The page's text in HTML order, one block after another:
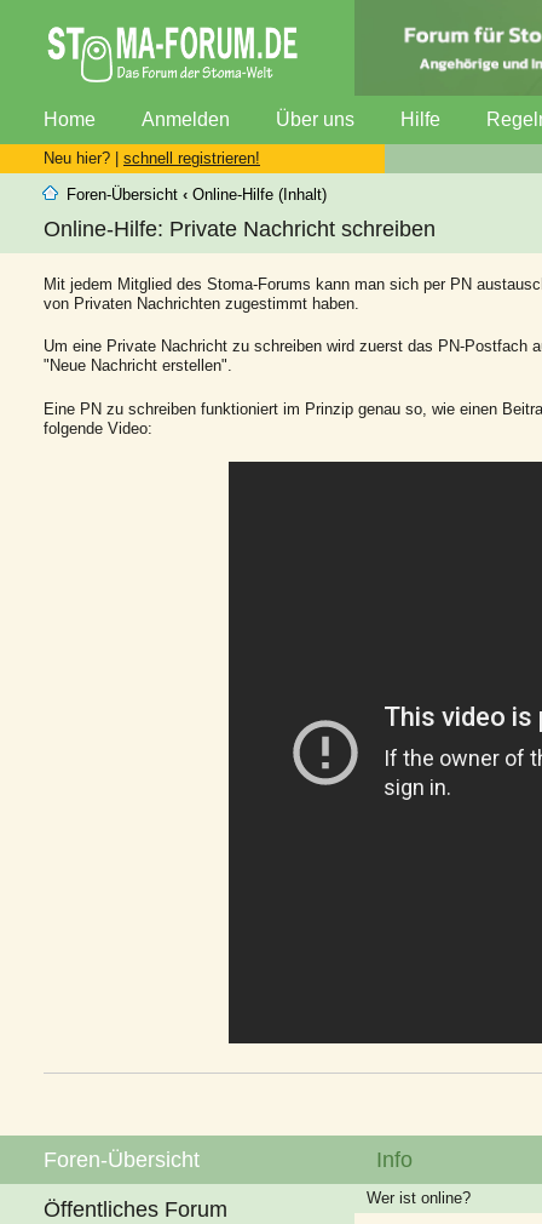
Home Anmelden Über uns Hilfe
Neu hier? | schnell registrieren!
Foren-Übersicht ‹ Online-Hilfe (Inhalt)
Online-Hilfe: Private Nachricht schreiben
Mit jedem Mitglied des Stoma-Forums kann man sich per PN
von Privaten Nachrichten zugestimmt haben.
Um eine Private Nachricht zu schreiben wird zuerst das PN-
"Neue Nachricht erstellen".
Eine PN zu schreiben funktioniert im Prinzip genau so, wie einen
folgende Video:
Foren-Übersicht
Öffentliches Forum
Info
Wer ist online?